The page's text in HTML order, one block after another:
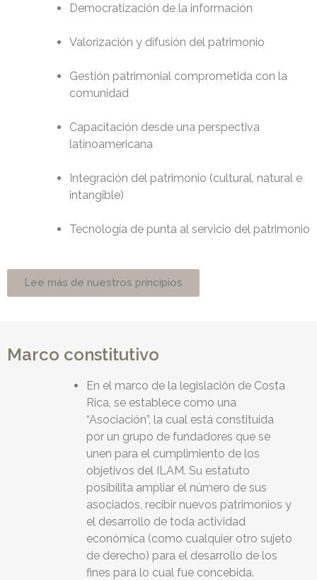
Democratización de la información
Valorización y difusión del patrimonio
Gestión patrimonial comprometida con la
comunidad
Capacitación desde una perspectiva
latinoamericana
Integración del patrimonio (cultural, natural e
intangible)
Tecnología de punta al servicio del patrimonio
Lee más de nuestros principios
Marco constitutivo
En el marco de la legislación de Costa
Rica, se establece como una
“Asociación”, la cual está constituida
por un grupo de fundadores que se
unen para el cumplimiento de los
objetivos del ILAM. Su estatuto
posibilita ampliar el número de sus
asociados, recibir nuevos patrimonios y
el desarrollo de toda actividad
económica (como cualquier otro sujeto
de derecho) para el desarrollo de los
fines para lo cual fue concebida.